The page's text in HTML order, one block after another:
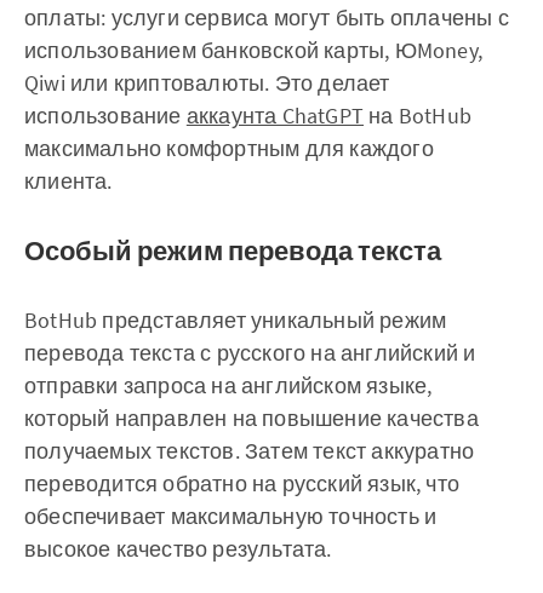
оплаты: услуги сервиса могут быть оплачены с
использованием банковской карты, ЮMoney,
Qiwi или криптовалюты. Это делает
использование аккаунта ChatGPT на BotHub
максимально комфортным для каждого
клиента.
Особый режим перевода текста
BotHub представляет уникальный режим
перевода текста с русского на английский и
отправки запроса на английском языке,
который направлен на повышение качества
получаемых текстов. Затем текст аккуратно
переводится обратно на русский язык, что
обеспечивает максимальную точность и
высокое качество результата.